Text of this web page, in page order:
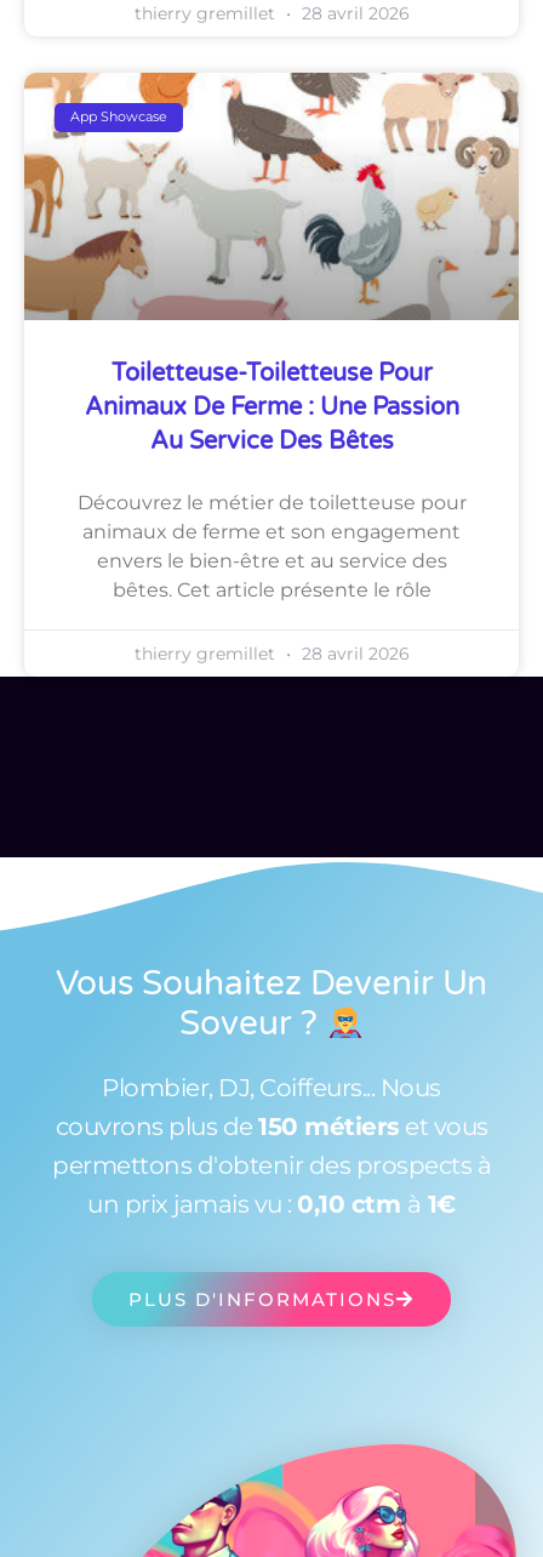
thierry gremillet 28 avril 2026
App Showcase
Toiletteuse-Toiletteuse Pour
Animaux De Ferme : Une Passion
Au Service Des Bêtes
Découvrez le métier de toiletteuse pour
animaux de ferme et son engagement
envers le bien-être et au service des
bêtes. Cet article présente le rôle
thierry gremillet 28 avril 2026
Vous Souhaitez Devenir Un
Soveur ?
Plombier, DJ, Coiffeurs... Nous
couvrons plus de 150 métiers et vous
permettons d'obtenir des prospects à
un prix jamais vu : 0,10 ctm à 1€
PLUS D'INFORMATIONS